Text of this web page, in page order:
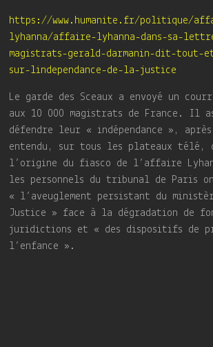
https://www.humanite.fr/politique/
lyhanna/affaire-lyhanna-dans-sa-
magistrats-gerald-darmanin-dit-tout-
sur-lindependance-de-la-justice
Le garde des Sceaux a envoyé un
aux 10 000 magistrats de France. Il
défendre leur « indépendance »,
entendu, sur tous les plateaux télé,
l’origine du fiasco de l’affaire
les personnels du tribunal de Paris
« l’aveuglement persistant du
Justice » face à la dégradation de
juridictions et « des dispositifs de
l’enfance ».